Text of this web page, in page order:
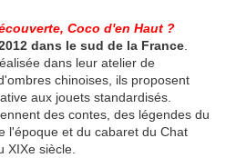
Coco d'en Haut ?
dans le sud de la France
dans leur atelier de
chinoises, ils proposent
aux jouets standardisés.
des contes, des légendes du
l'époque et du cabaret du Chat
XIXe siècle.